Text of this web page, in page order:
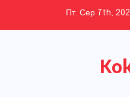
Пт. Сер 7th,